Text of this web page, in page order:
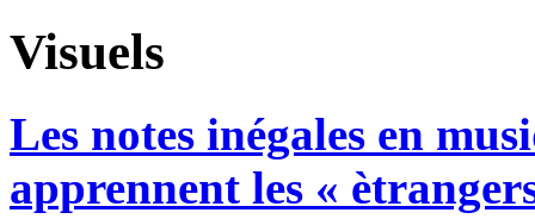
Visuels
Les notes inégales en
apprennent les «